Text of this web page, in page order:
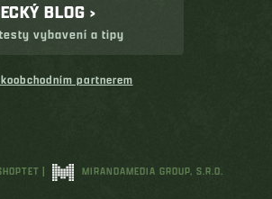
BLOG ›
vybavení a tipy
partnerem
| MIRANDAMEDIA GROUP, S.R.O.